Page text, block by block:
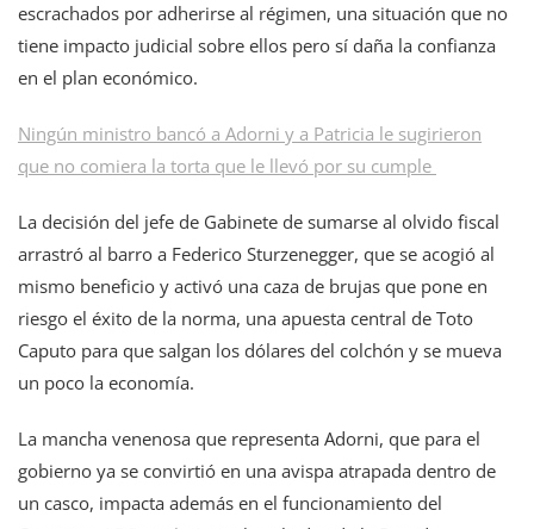
escrachados por adherirse al régimen, una situación que no
tiene impacto judicial sobre ellos pero sí daña la confianza
en el plan económico.
Ningún ministro bancó a Adorni y a Patricia le sugirieron
que no comiera la torta que le llevó por su cumple
La decisión del jefe de Gabinete de sumarse al olvido fiscal
arrastró al barro a Federico Sturzenegger, que se acogió al
mismo beneficio y activó una caza de brujas que pone en
riesgo el éxito de la norma, una apuesta central de Toto
Caputo para que salgan los dólares del colchón y se mueva
un poco la economía.
La mancha venenosa que representa Adorni, que para el
gobierno ya se convirtió en una avispa atrapada dentro de
un casco, impacta además en el funcionamiento del